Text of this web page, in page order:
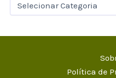
Política de